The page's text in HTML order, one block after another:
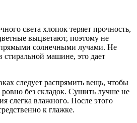
света хлопок теряет прочность,
выцветают, поэтому не
прямыми солнечными лучами. Не
машине, это дает
следует распрямить вещь, чтобы
без складок. Сушить лучше не
слегка влажного. После этого
к глажке.